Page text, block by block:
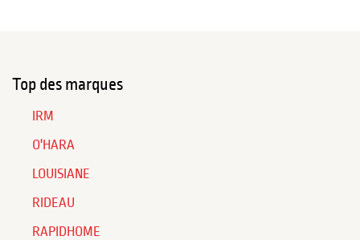
Top des marques
IRM
O'HARA
LOUISIANE
RIDEAU
RAPIDHOME